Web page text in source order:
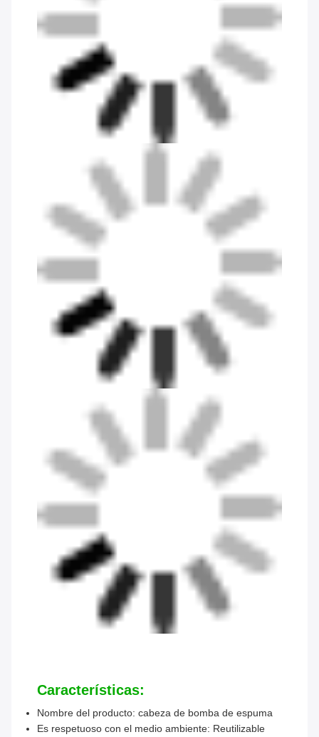
Características:
Nombre del producto: cabeza de bomba de espuma
Es respetuoso con el medio ambiente: Reutilizable